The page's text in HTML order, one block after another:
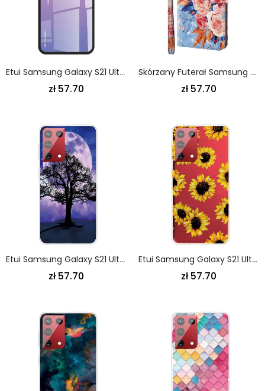
Etui Samsung Galaxy S21 Ultra 5G Magenta Czerwony Bądź Sobą Ze Szkła Hartowanego Etui Ochronne
zł 57.70
Skórzany Futerał Samsung Galaxy S21 Ultra 5G Jasnoniebieski Czerwony Etui Na Telefon Romantyczny Punkt Świetlny Ze Stringami
zł 57.70
Etui Samsung Galaxy S21 Ultra 5G Drzewo I Księżyc Etui Ochronne
zł 57.70
Etui Samsung Galaxy S21 Ultra 5G Słoneczniki Etui Ochronne
zł 57.70